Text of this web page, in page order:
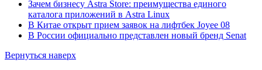
Зачем бизнесу Astra Store: преимущества единого
каталога приложений в Astra Linux
В Китае открыт прием заявок на лифтбек Joyee 08
В России официально представлен новый бренд Senat
Вернуться наверх